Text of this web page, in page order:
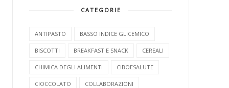
CATEGORIE
ANTIPASTO BASSO INDICE GLICEMICO
BISCOTTI BREAKFAST E SNACK CEREALI
CHIMICA DEGLI ALIMENTI CIBOESALUTE
CIOCCOLATO COLLABORAZIONI